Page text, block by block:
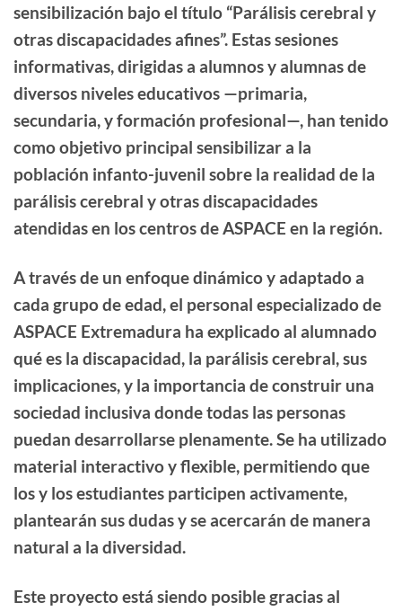
sensibilización bajo el título “Parálisis cerebral y
otras discapacidades afines”. Estas sesiones
informativas, dirigidas a alumnos y alumnas de
diversos niveles educativos —primaria,
secundaria, y formación profesional—, han tenido
como objetivo principal sensibilizar a la
población infanto-juvenil sobre la realidad de la
parálisis cerebral y otras discapacidades
atendidas en los centros de ASPACE en la región.
A través de un enfoque dinámico y adaptado a
cada grupo de edad, el personal especializado de
ASPACE Extremadura ha explicado al alumnado
qué es la discapacidad, la parálisis cerebral, sus
implicaciones, y la importancia de construir una
sociedad inclusiva donde todas las personas
puedan desarrollarse plenamente. Se ha utilizado
material interactivo y flexible, permitiendo que
los y los estudiantes participen activamente,
plantearán sus dudas y se acercarán de manera
natural a la diversidad.
Este proyecto está siendo posible gracias al